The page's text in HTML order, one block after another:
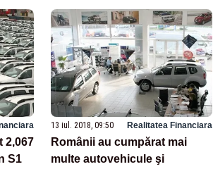
2,067
S1
13 iul. 2018, 09:50 Realitatea Financiara
Românii au cumpărat mai
multe autovehicule şi